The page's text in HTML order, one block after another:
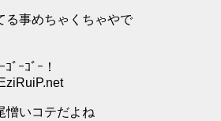
る事めちゃくちゃやで
ﾞｰｺﾞｰ！
憎いコテだよね